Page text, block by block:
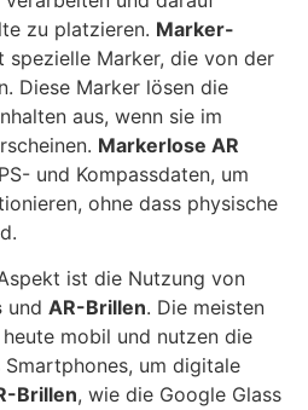
zu platzieren. Marker-
spezielle Marker, die von der
Diese Marker lösen die
aus, wenn sie im
Markerlose AR
und Kompassdaten, um
ohne dass physische
ist die Nutzung von
und AR-Brillen. Die meisten
mobil und nutzen die
um digitale
Brillen, wie die Google Glass